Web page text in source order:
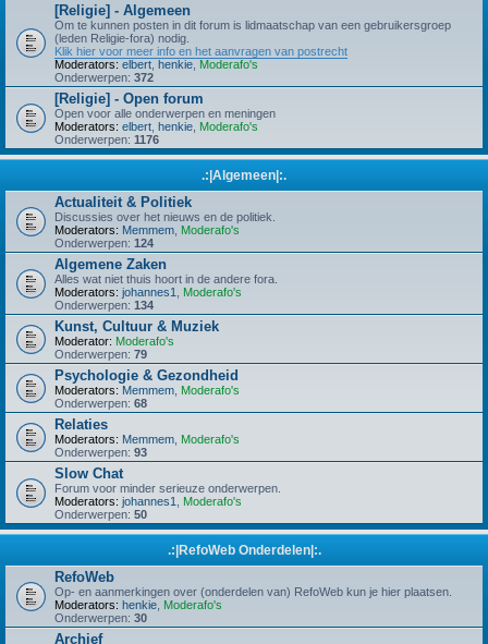
[Religie] - Algemeen
Om te kunnen posten in dit forum is lidmaatschap van een gebruikersgroep
(leden Religie-fora) nodig.
Klik hier voor meer info en het aanvragen van postrecht
Moderators: elbert henkie Moderafo's
Onderwerpen: 372
[Religie] - Open forum
Open voor alle onderwerpen en meningen
Moderators: elbert henkie Moderafo's
Onderwerpen: 1176
.:|Algemeen|:.
Actualiteit & Politiek
Discussies over het nieuws en de politiek.
Moderators: Memmem Moderafo's
Onderwerpen: 124
Algemene Zaken
Alles wat niet thuis hoort in de andere fora.
Moderators: johannes1
Moderafo's
Onderwerpen: 134
Kunst, Cultuur & Muziek
Moderator: Moderafo's
Onderwerpen: 79
Psychologie & Gezondheid
Moderators: Memmem Moderafo's
Onderwerpen: 68
Relaties
Moderators: Memmem Moderafo's
Onderwerpen: 93
Slow Chat
Forum voor minder serieuze onderwerpen.
Moderators: johannes1
Moderafo's
Onderwerpen: 50
.:|RefoWeb Onderdelen|:.
RefoWeb
Op- en aanmerkingen over (onderdelen van) RefoWeb kun je hier plaatsen.
Moderators: henkie Moderafo's
Onderwerpen: 30
Archief